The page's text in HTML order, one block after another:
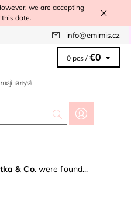
we are accepting
date.
info@emimis.cz
0 pcs / €0
& Co.were found...